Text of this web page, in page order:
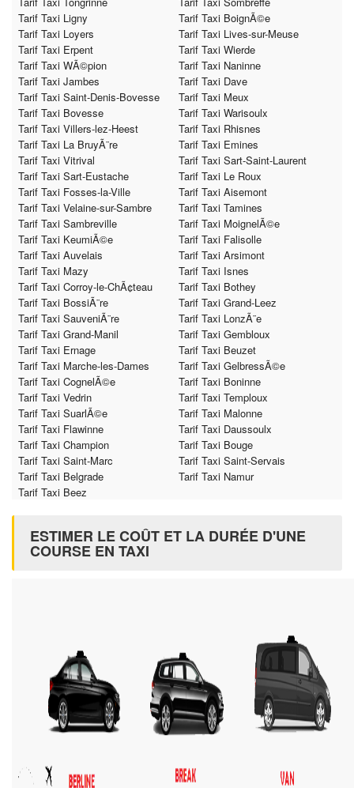
Tarif Taxi Ligny
Tarif Taxi BoignÃ©e
Tarif Taxi Loyers
Tarif Taxi Lives-sur-Meuse
Tarif Taxi Erpent
Tarif Taxi Wierde
Tarif Taxi WÃ©pion
Tarif Taxi Naninne
Tarif Taxi Jambes
Tarif Taxi Dave
Tarif Taxi Saint-Denis-Bovesse
Tarif Taxi Meux
Tarif Taxi Bovesse
Tarif Taxi Warisoulx
Tarif Taxi Villers-lez-Heest
Tarif Taxi Rhisnes
Tarif Taxi La BruyÃ¨re
Tarif Taxi Emines
Tarif Taxi Vitrival
Tarif Taxi Sart-Saint-Laurent
Tarif Taxi Sart-Eustache
Tarif Taxi Le Roux
Tarif Taxi Fosses-la-Ville
Tarif Taxi Aisemont
Tarif Taxi Velaine-sur-Sambre
Tarif Taxi Tamines
Tarif Taxi Sambreville
Tarif Taxi MoignelÃ©e
Tarif Taxi KeumiÃ©e
Tarif Taxi Falisolle
Tarif Taxi Auvelais
Tarif Taxi Arsimont
Tarif Taxi Mazy
Tarif Taxi Isnes
Tarif Taxi Corroy-le-ChÃ¢teau
Tarif Taxi Bothey
Tarif Taxi BossiÃ¨re
Tarif Taxi Grand-Leez
Tarif Taxi SauveniÃ¨re
Tarif Taxi LonzÃ¨e
Tarif Taxi Grand-Manil
Tarif Taxi Gembloux
Tarif Taxi Ernage
Tarif Taxi Beuzet
Tarif Taxi Marche-les-Dames
Tarif Taxi GelbressÃ©e
Tarif Taxi CognelÃ©e
Tarif Taxi Boninne
Tarif Taxi Vedrin
Tarif Taxi Temploux
Tarif Taxi SuarlÃ©e
Tarif Taxi Malonne
Tarif Taxi Flawinne
Tarif Taxi Daussoulx
Tarif Taxi Champion
Tarif Taxi Bouge
Tarif Taxi Saint-Marc
Tarif Taxi Saint-Servais
Tarif Taxi Belgrade
Tarif Taxi Namur
Tarif Taxi Beez
ESTIMER LE COÛT ET LA DURÉE D'UNE
COURSE EN TAXI